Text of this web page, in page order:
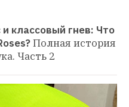
классовый гнев: Что
Полная история
Часть 2